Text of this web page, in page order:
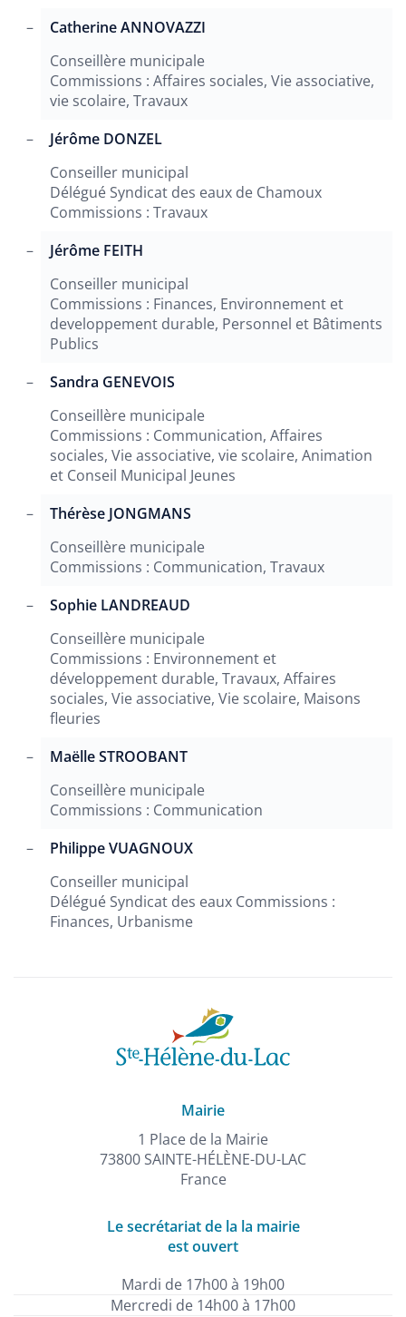
Catherine ANNOVAZZI
Conseillère municipale
Commissions : Affaires sociales, Vie associative,
vie scolaire, Travaux
Jérôme DONZEL
Conseiller municipal
Délégué Syndicat des eaux de Chamoux
Commissions : Travaux
Jérôme FEITH
Conseiller municipal
Commissions : Finances, Environnement et
developpement durable, Personnel et Bâtiments
Publics
Sandra GENEVOIS
Conseillère municipale
Commissions : Communication, Affaires
sociales, Vie associative, vie scolaire, Animation
et Conseil Municipal Jeunes
Thérèse JONGMANS
Conseillère municipale
Commissions : Communication, Travaux
Sophie LANDREAUD
Conseillère municipale
Commissions : Environnement et
développement durable, Travaux, Affaires
sociales, Vie associative, Vie scolaire, Maisons
fleuries
Maëlle STROOBANT
Conseillère municipale
Commissions : Communication
Philippe VUAGNOUX
Conseiller municipal
Délégué Syndicat des eaux Commissions :
Finances, Urbanisme
Mairie
1 Place de la Mairie
73800 SAINTE-HÉLÈNE-DU-LAC
France
Le secrétariat de la la mairie
est ouvert
Mardi de 17h00 à 19h00
Mercredi de 14h00 à 17h00